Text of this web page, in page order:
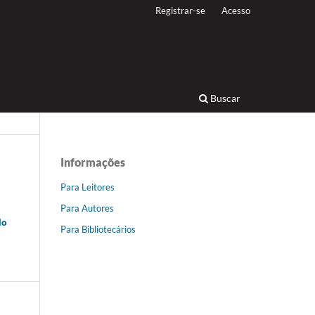
Buscar
Registrar-se Acesso
Informações
Para Leitores
Para Autores
Para Bibliotecários